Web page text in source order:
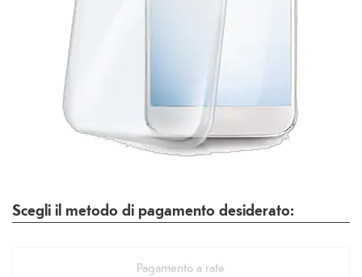
Scegli il metodo di pagamento desiderato:
Pagamento a rate